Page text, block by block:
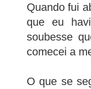
Quando fui
que eu
soubesse
comecei a
O que se